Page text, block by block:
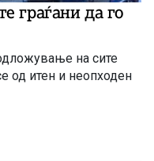
граѓани да го
на сите
од итен и неопходен